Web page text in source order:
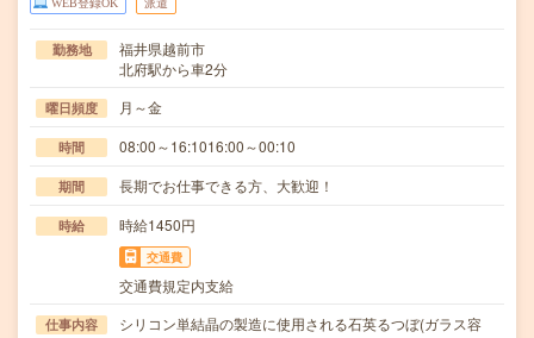
WEB登録OK 派遣
勤務地
福井県越前市
北府駅から車2分
曜日頻度 月～金
時間 08:00～16:1016:00～00:10
期間 長期でお仕事できる方、大歓迎！
時給 時給1450円
交通費
交通費規定内支給
仕事内容
シリコン単結晶の製造に使用される石英るつぼ(ガラス容